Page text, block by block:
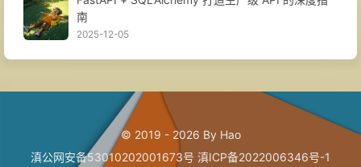
南
2025-12-05
© 2019 - 2026 By Hao
滇公网安备53010202001673号 滇ICP备2022006346号-1